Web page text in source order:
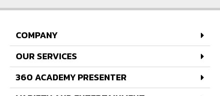
COMPANY
OUR SERVICES
360 ACADEMY PRESENTER